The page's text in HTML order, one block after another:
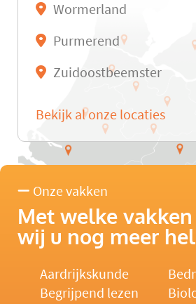
Wormerland
Purmerend
Zuidoostbeemster
Bekijk al onze locaties
Onze vakken
Met welke
wij u nog meer
Aardrijkskunde
Begrijpend lezen